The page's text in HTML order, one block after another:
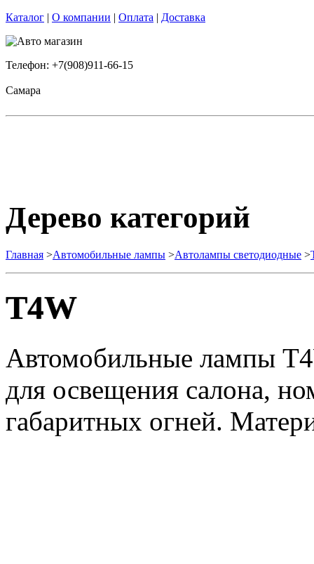
Каталог | О компании | Оплата | Доставка
Телефон: +7(908)911-66-15
Самара
Дерево категорий
Главная >Автомобильные лампы >Автолампы светодиодные >
T4W
Автомобильные лампы
для освещения салона,
габаритных огней.